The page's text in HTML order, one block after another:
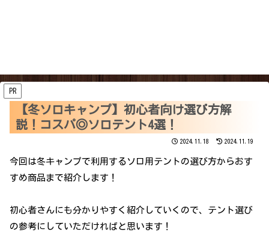
PR
【冬ソロキャンプ】初心者向け選び方解
説！コスパ◎ソロテント4選！
2024.11.18 2024.11.19
今回は冬キャンプで利用するソロ用テントの選び方からおす
すめ商品まで紹介します！
初心者さんにも分かりやすく紹介していくので、テント選び
の参考にしていただければと思います！